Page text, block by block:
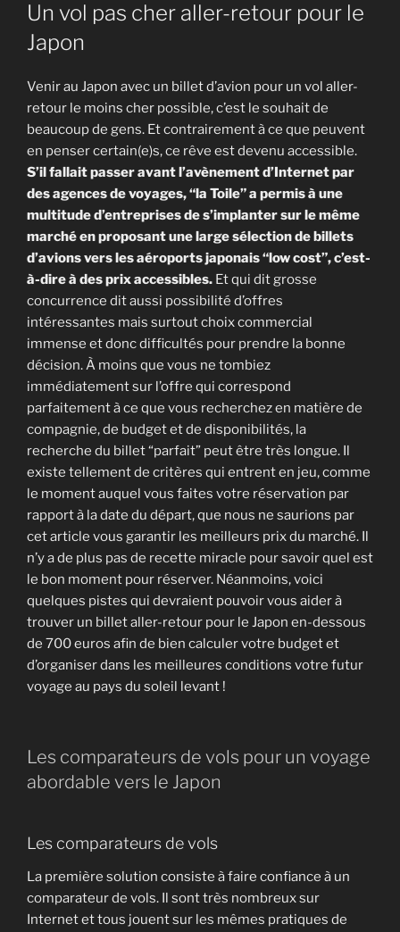
LE
Un vol pas cher aller-retour pour le
Japon
Venir au Japon avec un billet d’avion pour un vol aller-
retour le moins cher possible, c’est le souhait de
beaucoup de gens. Et contrairement à ce que peuvent
en penser certain(e)s, ce rêve est devenu accessible.
S’il fallait passer avant l’avènement d’Internet par
des agences de voyages, “la Toile” a permis à une
multitude d’entreprises de s’implanter sur le même
marché en proposant une large sélection de billets
d’avions vers les aéroports japonais “low cost”, c’est-
à-dire à des prix accessibles. Et qui dit grosse
concurrence dit aussi possibilité d’offres
intéressantes mais surtout choix commercial
immense et donc difficultés pour prendre la bonne
décision. À moins que vous ne tombiez
immédiatement sur l’offre qui correspond
parfaitement à ce que vous recherchez en matière de
compagnie, de budget et de disponibilités, la
recherche du billet “parfait” peut être très longue. Il
existe tellement de critères qui entrent en jeu, comme
le moment auquel vous faites votre réservation par
rapport à la date du départ, que nous ne saurions par
cet article vous garantir les meilleurs prix du marché. Il
n’y a de plus pas de recette miracle pour savoir quel est
le bon moment pour réserver. Néanmoins, voici
quelques pistes qui devraient pouvoir vous aider à
trouver un billet aller-retour pour le Japon en-dessous
de 700 euros afin de bien calculer votre budget et
d’organiser dans les meilleures conditions votre futur
voyage au pays du soleil levant !
Les comparateurs de vols pour un voyage
abordable vers le Japon
Les comparateurs de vols
La première solution consiste à faire confiance à un
comparateur de vols. Il sont très nombreux sur
Internet et tous jouent sur les mêmes pratiques de